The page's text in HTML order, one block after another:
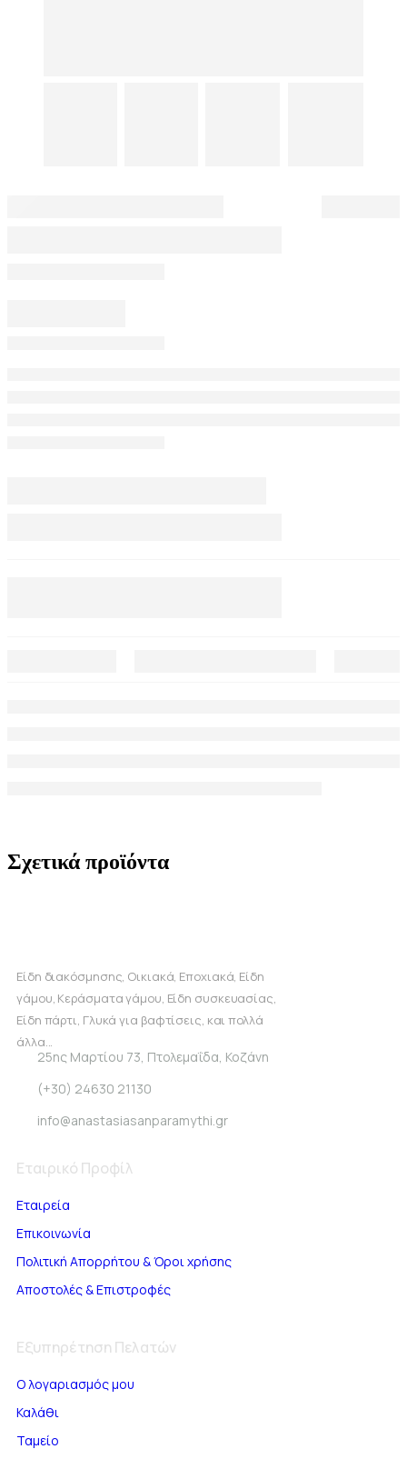
Σχετικά προϊόντα
Είδη διακόσμησης, Οικιακά, Εποχιακά, Είδη
γάμου, Κεράσματα γάμου, Είδη συσκευασίας,
Είδη πάρτι, Γλυκά για βαφτίσεις, και πολλά
άλλα...
25ης Μαρτίου 73, Πτολεμαΐδα, Κοζάνη
(+30) 24630 21130
info@anastasiasanparamythi.gr
Εταιρικό Προφίλ
Εταιρεία
Επικοινωνία
Πολιτική Απορρήτου & Όροι χρήσης
Αποστολές & Επιστροφές
Εξυπηρέτηση Πελατών
Ο λογαριασμός μου
Καλάθι
Ταμείο